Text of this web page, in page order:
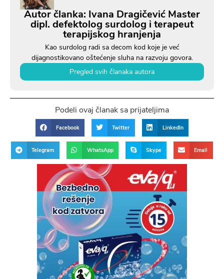
Autor članka: Ivana Dragičević Master
dipl. defektolog surdolog i terapeut
terapijskog hranjenja
Kao surdolog radi sa decom kod koje je već
dijagnostikovano oštećenje sluha na razvoju govora.
Pregled svih članaka autora
Podeli ovaj članak sa prijateljima
Facebook Twitter LinkedIn
Telegram WhatsApp Skype Email